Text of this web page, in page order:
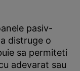
pasiv-
distruge o
sa permiteti
adevarat sau